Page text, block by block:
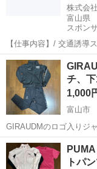
株式会
富山県
スポン
【仕事内容】/ 交通誘導
車場、イベント会場など
した! Q.交通誘導スタッ
やカラーコーンの設置や
アルバイト・パート
チ、
1,000
富山市
GIRAUDMのロゴ入りジ
シーンに適した機能的なデザインです。 -
ー: ブラック - セット内
富山 富山市
トパ